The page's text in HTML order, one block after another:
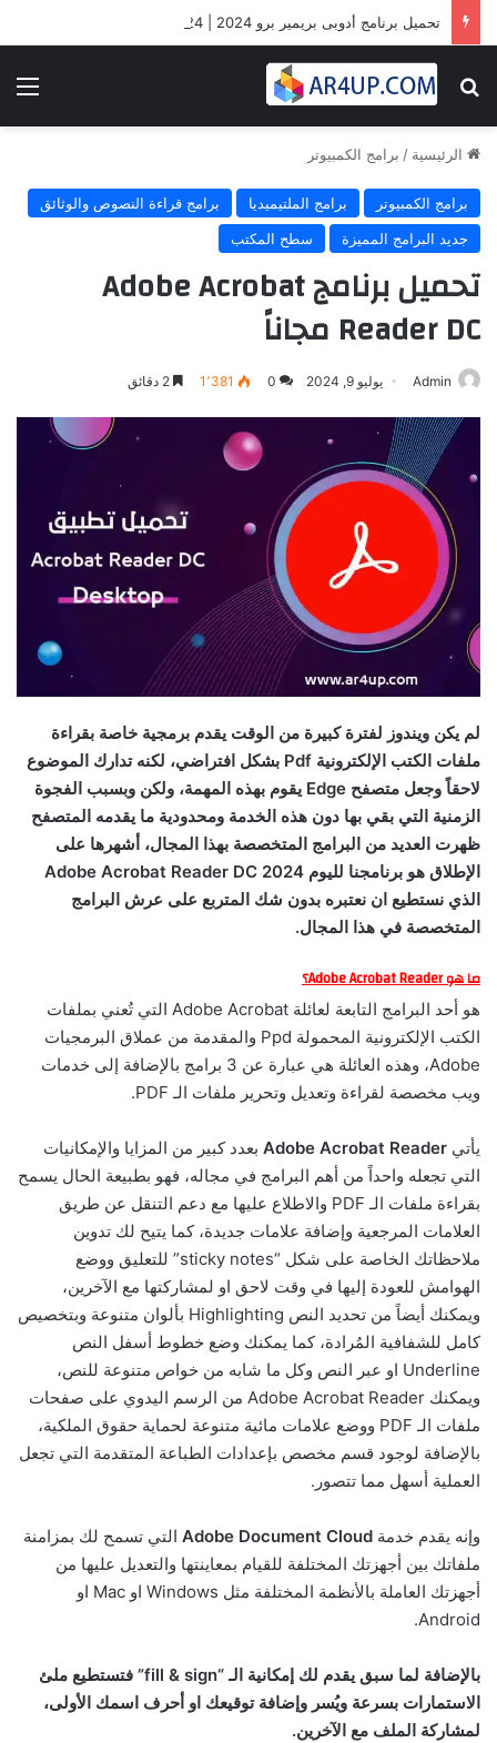
بحث عن
الرئيسية / برامج الكمبيوتر
برامج الكمبيوتر برامج الملتيميديا
برامج قراءة النصوص والوثائق
جديد البرامج المميزة
سطح المكتب
تحميل برنامج Adobe Acrobat
Reader DC مجاناً
Admin يوليو 9, 2024 0 1٬381
لم يكن ويندوز لفترة كبيرة من الوقت يقدم برمجية خاصة بقراءة
ملفات الكتب الإلكترونية Pdf بشكل افتراضي، لكنه تدارك الموضوع
لاحقاً وجعل متصفح Edge يقوم بهذه المهمة، ولكن وبسبب الفجوة
الزمنية التي بقي بها دون هذه الخدمة ومحدودية ما يقدمه المتصفح
ظهرت العديد من البرامج المتخصصة بهذا المجال، أشهرها على
الإطلاق هو برنامجنا لليوم Adobe Acrobat Reader DC 2024
الذي نستطيع ان نعتبره بدون شك المتربع على عرش البرامج
المتخصصة في هذا المجال.
ما هو Adobe Acrobat Reader؟
هو أحد البرامج التابعة لعائلة Adobe Acrobat التي تُعني بملفات
الكتب الإلكترونية المحمولة Ppd والمقدمة من عملاق البرمجيات
Adobe، وهذه العائلة هي عبارة عن 3 برامج بالإضافة إلى خدمات
ويب مخصصة لقراءة وتعديل وتحرير ملفات الـ PDF.
يأتي Adobe Acrobat Reader بعدد كبير من المزايا والإمكانيات
التي تجعله واحداً من أهم البرامج في مجاله، فهو بطبيعة الحال يسمح
بقراءة ملفات الـ PDF والاطلاع عليها مع دعم التنقل عن طريق
العلامات المرجعية وإضافة علامات جديدة، كما يتيح لك تدوين
ملاحظاتك الخاصة على شكل “sticky notes” للتعليق ووضع
الهوامش للعودة إليها في وقت لاحق او لمشاركتها مع الآخرين،
ويمكنك أيضاً من تحديد النص Highlighting بألوان متنوعة وبتخصيص
كامل للشفافية المُرادة، كما يمكنك وضع خطوط أسفل النص
Underline او عبر النص وكل ما شابه من خواص متنوعة للنص،
ويمكنك Adobe Acrobat Reader من الرسم اليدوي على صفحات
ملفات الـ PDF ووضع علامات مائية متنوعة لحماية حقوق الملكية،
بالإضافة لوجود قسم مخصص بإعدادات الطباعة المتقدمة التي تجعل
العملية أسهل مما تتصور.
وإنه يقدم خدمة
التي تسمح لك بمزامنة
ملفاتك بين أجهزتك المختلفة للقيام بمعاينتها والتعديل عليها من
أجهزتك العاملة بالأنظمة المختلفة مثل Windows او Mac او
Android.
بالإضافة لما سبق يقدم لك إمكانية الـ “fill & sign” فتستطيع ملئ
الاستمارات بسرعة ويُسر وإضافة توقيعك او أحرف اسمك الأولى،
لمشاركة الملف مع الآخرين.